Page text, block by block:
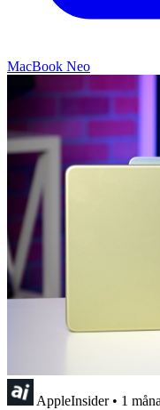
MacBook Neo
AppleInsider • 1